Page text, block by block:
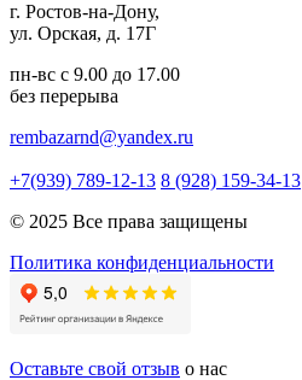
г. Ростов-на-Дону,
ул. Орская, д. 17Г
пн-вс с 9.00 до 17.00
без перерыва
rembazarnd@yandex.ru
+7(939) 789-12-13 8 (928) 159-34-13
© 2025 Все права защищены
Политика конфиденциальности
Оставьте свой отзыв о нас